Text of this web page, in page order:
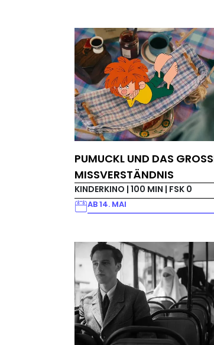
PUMUCKL UND DAS GROSSE
ISSVERSTÄNDNIS
KINDERKINO | 100 MIN | FSK 0
AB 14. MAI